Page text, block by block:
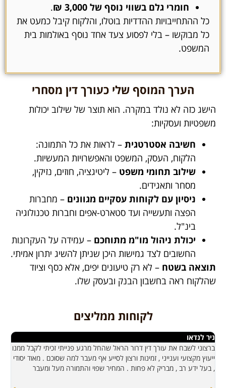
חומרי גלם בשווי נוסף של 3,000 ₪
.
כל ההתחייבויות ההדדיות בוטלו, והלקוח קיבל כמעט את
כל מבוקשו – בלי לפסוע צעד אחד נוסף באולמות בית
המשפט.
הערך המוסף שלי כעורך דין מסחרי
הישג כזה לא נולד במקרה. הוא תוצר של שילוב יכולות
משפטיות ועסקיות:
חשיבה אסטרטגית – לראות את כל התמונה:
הלקוח, העסק, המשפט והאפשרויות המעשיות.
שילוב תחומי משפט – ליטיגציה, חוזים, נזיקין,
מסחר ותאגידים.
ניסיון עם לקוחות עסקיים מגוונים – מחברות
הפצה ותעשייה ועד סטארט-אפים וחברות טכנולוגיה
בינ"ל.
יכולת ניהול מו"מ מתוחכם – עמידה על העקרונות
החשובים לצד גמישות היכן שניתן להשיג יתרון אמיתי.
תוצאה בשטח – לא רק טיעונים יפים, אלא כסף וציוד
שהלקוח ראה בחשבון הבנק ובעסק שלו.
לקוחות ממליצים
ניר לנדאו
ברצוני לשבח את עורך דין דרור הראל שהחל מרגע פנייתי זכיתי לקבל ממנו
ייעוץ מקצועי וענייני , זמינות ורצון לסייע אף מעבר למה שסוכם . מאוד יסודי
, בעל ידע רב , מבריק לא פחות . המחיר שפוי והתמורה מעל ומעבר